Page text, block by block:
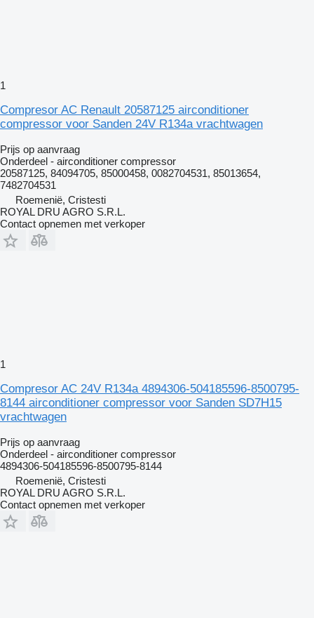
1
Compresor AC Renault 20587125 airconditioner
compressor voor Sanden 24V R134a vrachtwagen
Prijs op aanvraag
Onderdeel - airconditioner compressor
20587125, 84094705, 85000458, 0082704531, 85013654,
7482704531
Roemenië, Cristesti
ROYAL DRU AGRO S.R.L.
Contact opnemen met verkoper
1
Compresor AC 24V R134a 4894306-504185596-8500795-
8144 airconditioner compressor voor Sanden SD7H15
vrachtwagen
Prijs op aanvraag
Onderdeel - airconditioner compressor
4894306-504185596-8500795-8144
Roemenië, Cristesti
ROYAL DRU AGRO S.R.L.
Contact opnemen met verkoper